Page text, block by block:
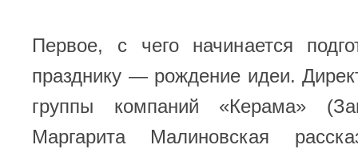
Первое, с чего начинается
празднику — рождение идеи.
группы компаний «Керама»
Маргарита Малиновская